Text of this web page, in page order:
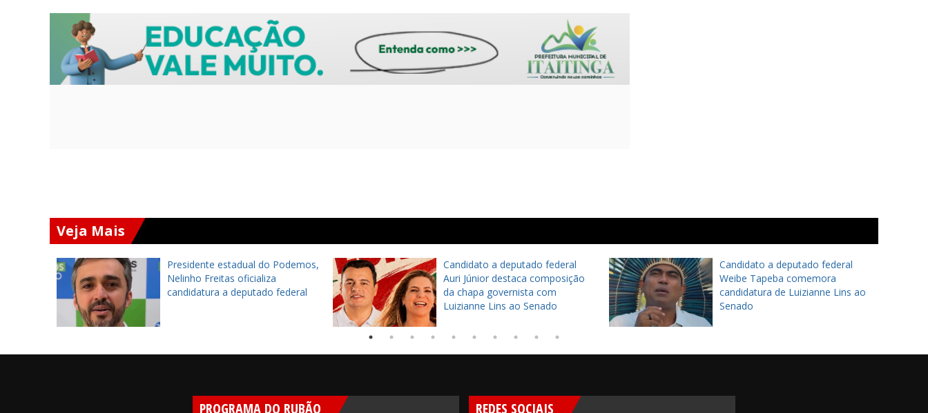
Veja Mais
Presidente estadual do Podemos,
Nelinho Freitas oficializa
candidatura a deputado federal
Candidato a deputado federal
Auri Júnior destaca composição
da chapa governista com
Luizianne Lins ao Senado
Candidato a deputado federal
Weibe Tapeba comemora
candidatura de Luizianne Lins ao
Senado
PROGRAMA DO RUBÃO REDES SOCIAIS